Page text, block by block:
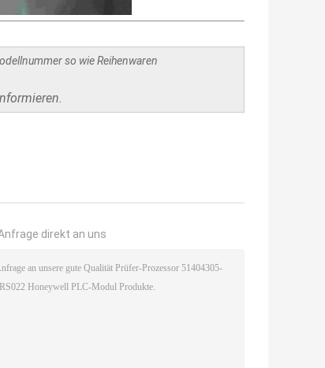
so wie Reihenwaren
direkt an uns